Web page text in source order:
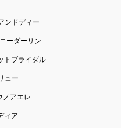
ンドディー
ーダーリン
トブライダル
ュー
ノアエレ
ィア